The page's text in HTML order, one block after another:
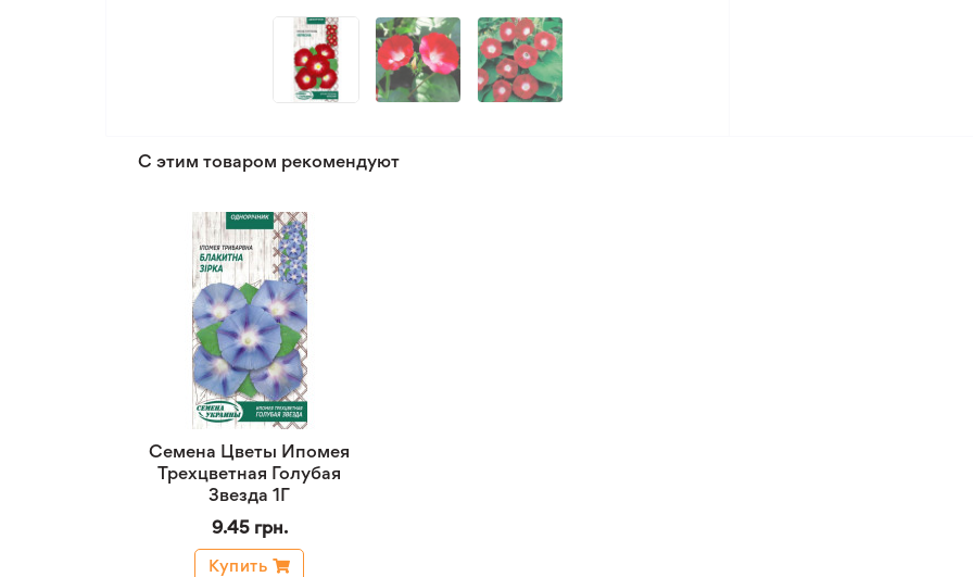
С этим товаром рекомендуют
Семена Цветы Ипомея
Трехцветная Голубая
Звезда 1Г
9.45 грн.
Купить